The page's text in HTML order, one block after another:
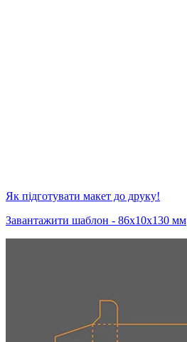
Як підготувати макет до друку!
Завантажити шаблон - 86х10х130 мм